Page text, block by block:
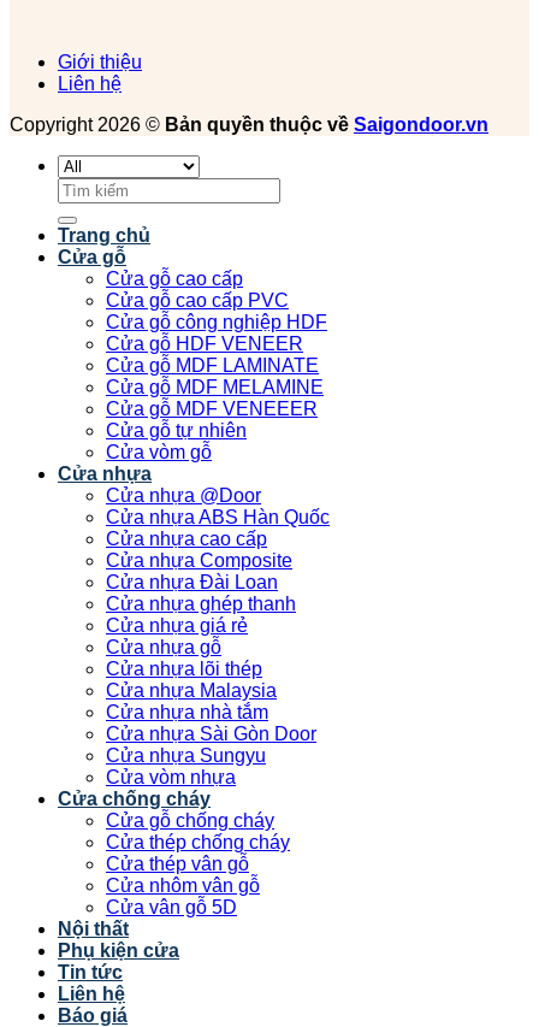
Giới thiệu
Liên hệ
Copyright 2026 © Bản quyền thuộc về Saigondoor.vn
Tìm
kiếm:
Trang chủ
Cửa gỗ
Cửa gỗ cao cấp
Cửa gỗ cao cấp PVC
Cửa gỗ công nghiệp HDF
Cửa gỗ HDF VENEER
Cửa gỗ MDF LAMINATE
Cửa gỗ MDF MELAMINE
Cửa gỗ MDF VENEEER
Cửa gỗ tự nhiên
Cửa vòm gỗ
Cửa nhựa
Cửa nhựa @Door
Cửa nhựa ABS Hàn Quốc
Cửa nhựa cao cấp
Cửa nhựa Composite
Cửa nhựa Đài Loan
Cửa nhựa ghép thanh
Cửa nhựa giá rẻ
Cửa nhựa gỗ
Cửa nhựa lõi thép
Cửa nhựa Malaysia
Cửa nhựa nhà tắm
Cửa nhựa Sài Gòn Door
Cửa nhựa Sungyu
Cửa vòm nhựa
Cửa chống cháy
Cửa gỗ chống cháy
Cửa thép chống cháy
Cửa thép vân gỗ
Cửa nhôm vân gỗ
Cửa vân gỗ 5D
Nội thất
Phụ kiện cửa
Tin tức
Liên hệ
Báo giá